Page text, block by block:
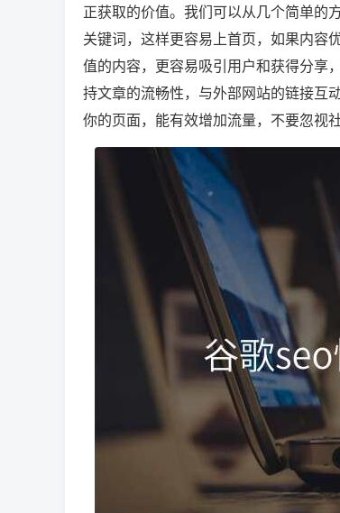
正获取的价值。我们可以从几个简单的
关键词，这样更容易上首页，如果内容
值的内容，更容易吸引用户和获得分享
持文章的流畅性，与外部网站的链接互
你的页面，能有效增加流量，不要忽视